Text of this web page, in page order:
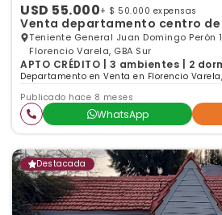
USD 55.000+ $ 50.000 expensas
Venta departamento centro de
Teniente General Juan Domingo Perón
Florencio Varela, GBA Sur
APTO CRÉDITO | 3 ambientes | 2
Departamento en Venta en Florencio
Publicado hace 8 meses
WhatsApp
Destacada